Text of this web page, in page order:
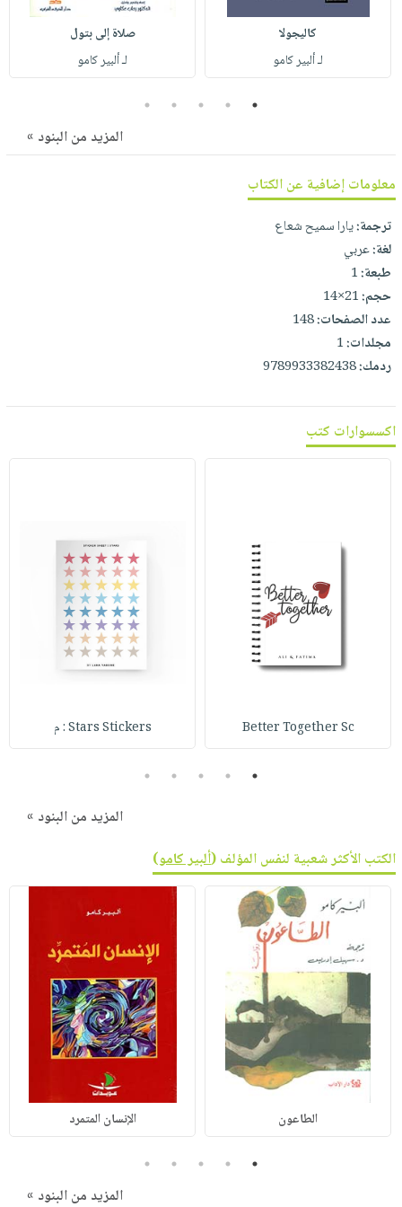
صابون
مناسبات
فيديوهات
انشر
كتابك
تواصل
معنا
كاليجولا
لـ ألبير كامو
صلاة إلى بتول
لـ ألبير كامو
1
2
3
4
5
المزيد من البنود »
معلومات إضافية عن الكتاب
ترجمة:يارا سميح شعاع
لغة:عربي
طبعة:1
حجم:21×14
عدد الصفحات:148
مجلدات:1
ردمك:9789933382438
اكسسوارات كتب
Better Together Sc Stars Stickers : م
1
2
3
4
5
المزيد من البنود »
الكتب الأكثر شعبية لنفس المؤلف (ألبير كامو)
الطاعون الإنسان المتمرد
1
2
3
4
5
المزيد من البنود »